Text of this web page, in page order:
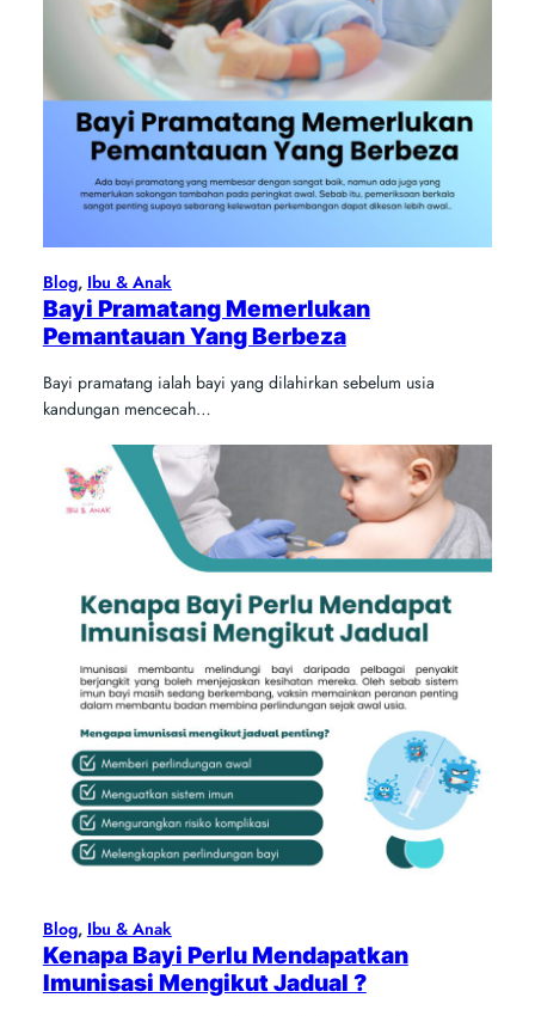
Blog, Ibu & Anak
Bayi Pramatang Memerlukan
Pemantauan Yang Berbeza
Bayi pramatang ialah bayi yang dilahirkan sebelum usia
kandungan mencecah…
Blog, Ibu & Anak
Kenapa Bayi Perlu Mendapatkan
Imunisasi Mengikut Jadual ?